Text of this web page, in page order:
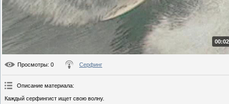
Просмотры: 0 Серфинг
Описание материала:
Каждый серфингист ищет свою волну.